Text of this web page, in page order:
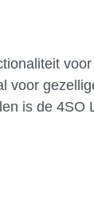
voor
is de 4SO